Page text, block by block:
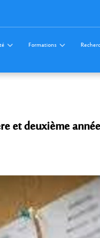
Formations
et deuxième